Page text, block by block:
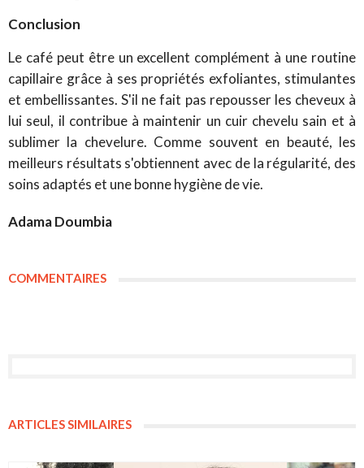
Conclusion
Le café peut être un excellent complément à une routine
capillaire grâce à ses propriétés exfoliantes, stimulantes
et embellissantes. S'il ne fait pas repousser les cheveux à
lui seul, il contribue à maintenir un cuir chevelu sain et à
sublimer la chevelure. Comme souvent en beauté, les
meilleurs résultats s'obtiennent avec de la régularité, des
soins adaptés et une bonne hygiène de vie.
Adama Doumbia
COMMENTAIRES
ARTICLES SIMILAIRES